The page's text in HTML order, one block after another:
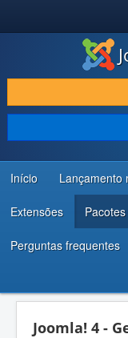
DESCARREGAR E
DESCOBRIR E
COMUNIDADE E
RECURSOS PARA
Início Lançamento
Extensões
Perguntas frequentes
Joomla! 4 -